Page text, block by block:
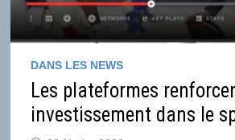
DANS LES NEWS
Les plateformes
investissement dans le